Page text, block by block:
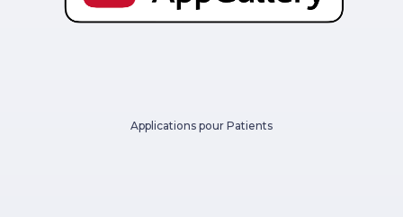
Applications pour Patients